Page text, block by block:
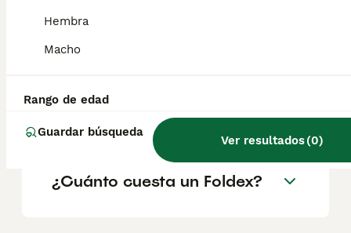
Hembra
Macho
Rango de edad
Guardar búsqueda
Ver resultados(0)
¿Son sanos los gatos
Foldex?
¿Qué características tiene la
raza de gato Foldex?
¿Cuánto cuesta un Foldex?